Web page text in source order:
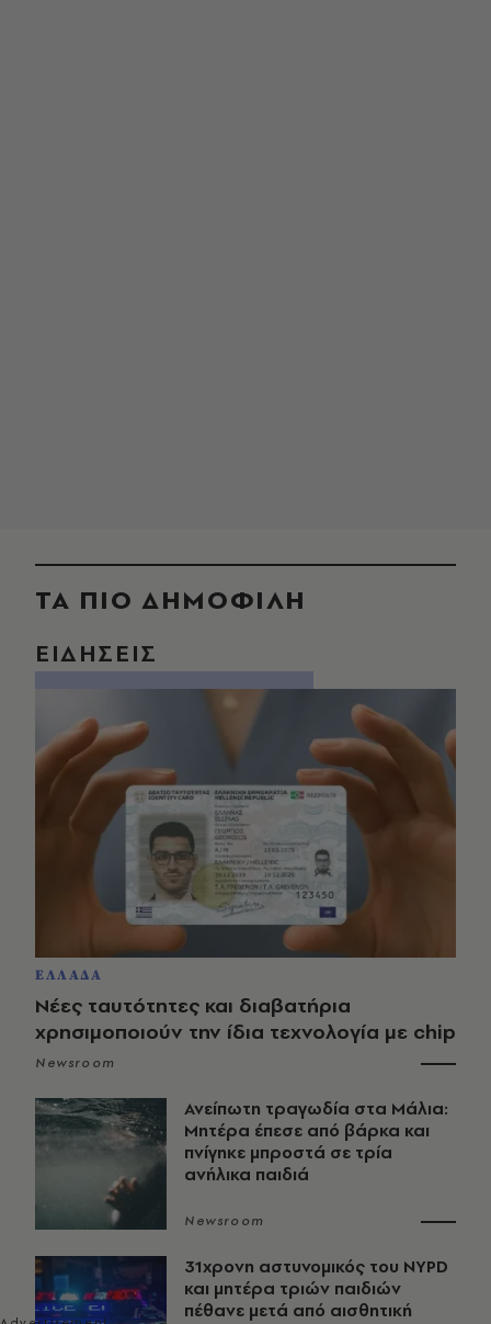
ΤΑ ΠΙΟ ΔΗΜΟΦΙΛΗ
ΕΙΔΗΣΕΙΣ
ΕΛΛΑΔΑ
Νέες ταυτότητες και διαβατήρια
χρησιμοποιούν την ίδια τεχνολογία με chip
Newsroom
Ανείπωτη τραγωδία στα Μάλια:
Μητέρα έπεσε από βάρκα και
πνίγηκε μπροστά σε τρία
ανήλικα παιδιά
Newsroom
31χρονη αστυνομικός του NYPD
και μητέρα τριών παιδιών
πέθανε μετά από αισθητική